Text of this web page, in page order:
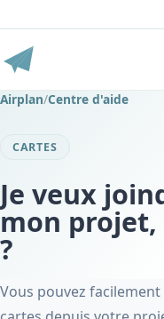
Airplan/Centre d'aide
CARTES
Je veux
mon
?
Vous pouvez